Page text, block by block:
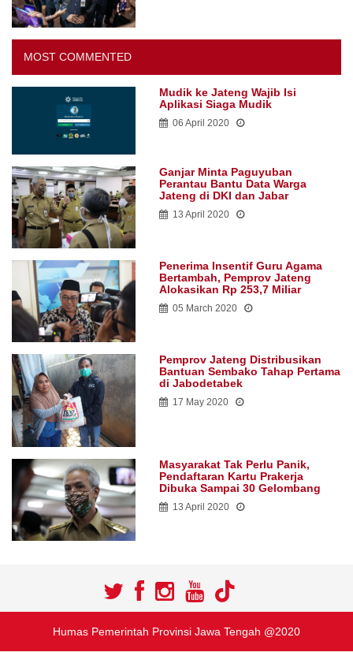
MOST COMMENTED
Mudik ke Jateng Wajib Isi
Aplikasi Siaga Mudik
06 April 2020
Ganjar Minta Paguyuban
Perantau Bantu Data Warga
Jateng di DKI dan Jabar
13 April 2020
Penerima Insentif Guru Agama
Bertambah, Pemprov Jateng
Alokasikan Rp 253,7 Miliar
05 March 2020
Pemprov Jateng Distribusikan
Bantuan Sembako Tahap Pertama
di Jabodetabek
17 May 2020
Masyarakat Tak Perlu Panik,
Pendaftaran Kartu Prakerja
Dibuka Sampai 30 Gelombang
13 April 2020
Humas Pemerintah Provinsi Jawa Tengah @2020